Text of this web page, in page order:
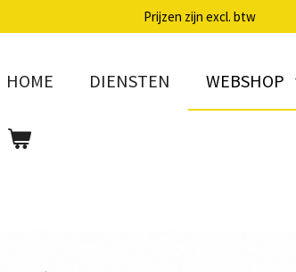
Prijzen zijn excl. btw
HOME DIENSTEN WEBSHOP